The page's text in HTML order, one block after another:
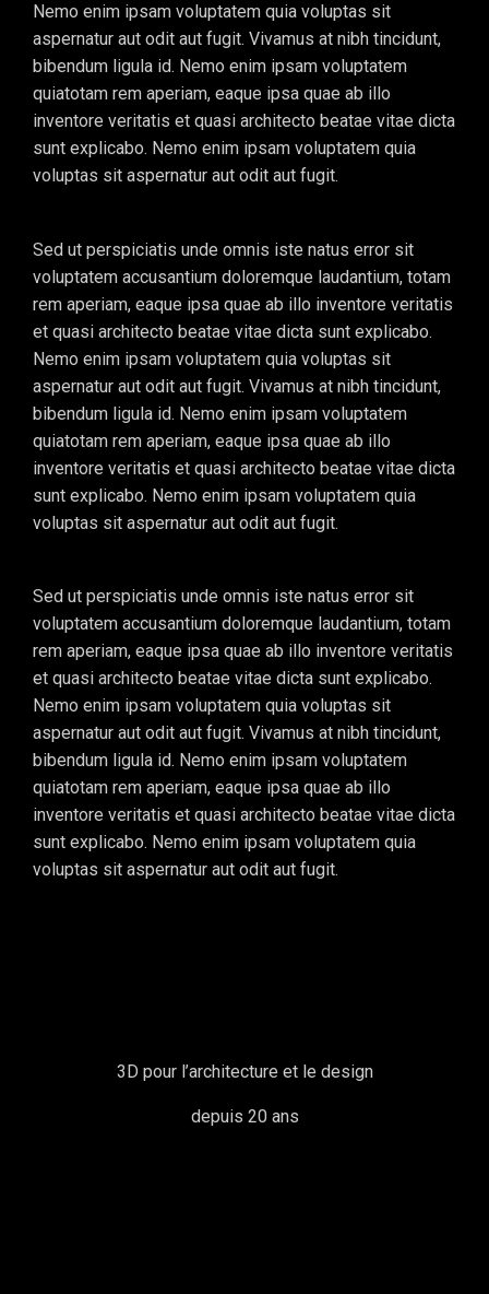
Nemo enim ipsam voluptatem quia voluptas sit
aspernatur aut odit aut fugit. Vivamus at nibh tincidunt,
bibendum ligula id. Nemo enim ipsam voluptatem
quiatotam rem aperiam, eaque ipsa quae ab illo
inventore veritatis et quasi architecto beatae vitae dicta
sunt explicabo. Nemo enim ipsam voluptatem quia
voluptas sit aspernatur aut odit aut fugit.
Sed ut perspiciatis unde omnis iste natus error sit
voluptatem accusantium doloremque laudantium, totam
rem aperiam, eaque ipsa quae ab illo inventore veritatis
et quasi architecto beatae vitae dicta sunt explicabo.
Nemo enim ipsam voluptatem quia voluptas sit
aspernatur aut odit aut fugit. Vivamus at nibh tincidunt,
bibendum ligula id. Nemo enim ipsam voluptatem
quiatotam rem aperiam, eaque ipsa quae ab illo
inventore veritatis et quasi architecto beatae vitae dicta
sunt explicabo. Nemo enim ipsam voluptatem quia
voluptas sit aspernatur aut odit aut fugit.
Sed ut perspiciatis unde omnis iste natus error sit
voluptatem accusantium doloremque laudantium, totam
rem aperiam, eaque ipsa quae ab illo inventore veritatis
et quasi architecto beatae vitae dicta sunt explicabo.
Nemo enim ipsam voluptatem quia voluptas sit
aspernatur aut odit aut fugit. Vivamus at nibh tincidunt,
bibendum ligula id. Nemo enim ipsam voluptatem
quiatotam rem aperiam, eaque ipsa quae ab illo
inventore veritatis et quasi architecto beatae vitae dicta
sunt explicabo. Nemo enim ipsam voluptatem quia
voluptas sit aspernatur aut odit aut fugit.
3D pour l’architecture et le design
depuis 20 ans